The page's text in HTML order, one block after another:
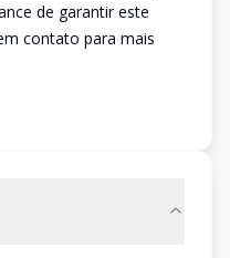
de garantir este
contato para mais